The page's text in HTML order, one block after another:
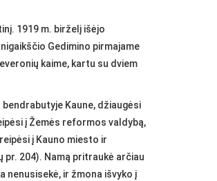
1919 m. birželį išėjo
Gedimino pirmajame
kaime, kartu su dviem
Kaune, džiaugėsi
į Žemės reformos valdybą,
į Kauno miesto ir
204). Namą pritraukė arčiau
nenusisekė, ir žmona išvyko į